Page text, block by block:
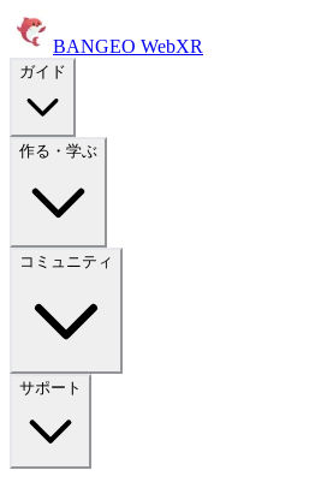
BANGEO WebXR
ガイド
作る・学ぶ
コミュニティ
サポート